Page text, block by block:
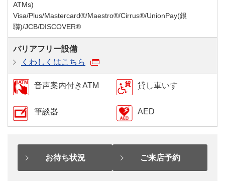
ATMs)
Visa/Plus/Mastercard®/Maestro®/Cirrus®/UnionPay(銀
聯)/JCB/DISCOVER®
バリアフリー設備
くわしくはこちら
音声案内付きATM 貸し車いす
筆談器 AED
お待ち状況 ご来店予約